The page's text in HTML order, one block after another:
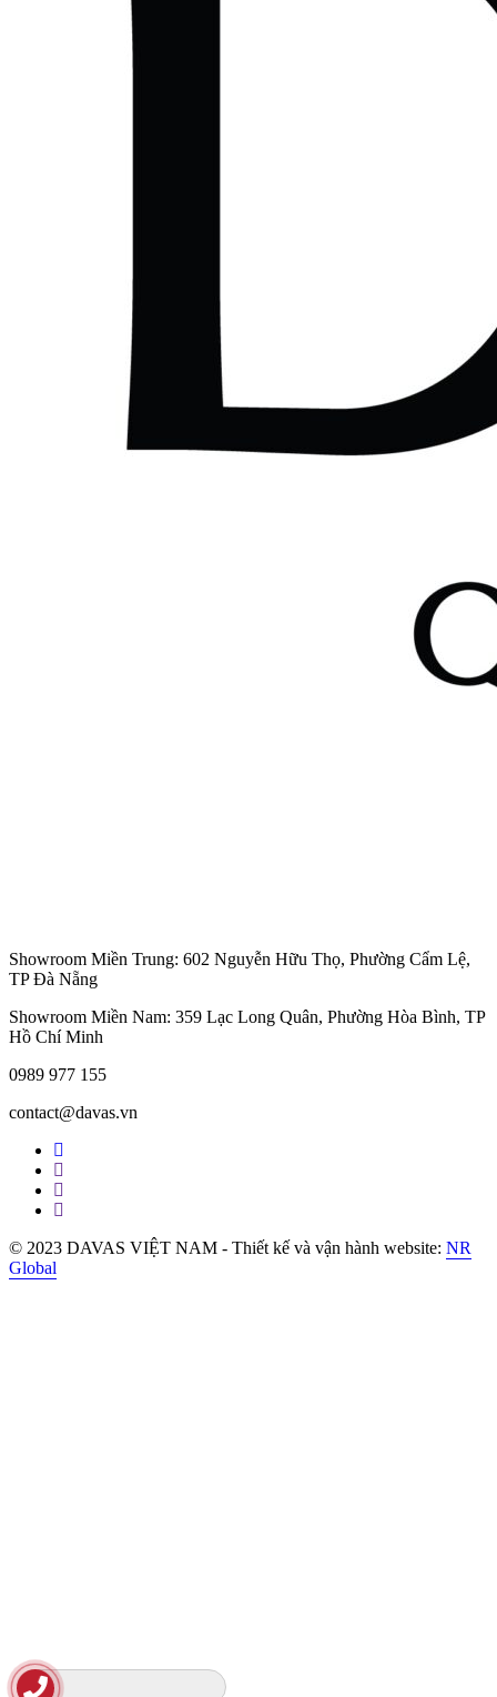
Showroom Miền Trung: 602 Nguyễn Hữu Thọ, Phường Cẩm Lệ,
TP Đà Nẵng
Showroom Miền Nam: 359 Lạc Long Quân, Phường Hòa Bình, TP
Hồ Chí Minh
0989 977 155
contact@davas.vn
© 2023 DAVAS VIỆT NAM - Thiết kế và vận hành website: NR
Global